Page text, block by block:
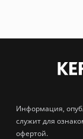
Информация,
служит для
офертой.